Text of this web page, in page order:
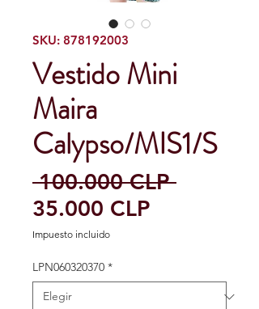
SKU: 878192003
Vestido Mini
Maira
Calypso/MIS1/S
100.000 CLP Precio
35.000 CLP
Impuesto incluido
LPN060320370 *